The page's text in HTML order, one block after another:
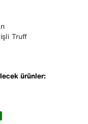
Truff
ürünler: